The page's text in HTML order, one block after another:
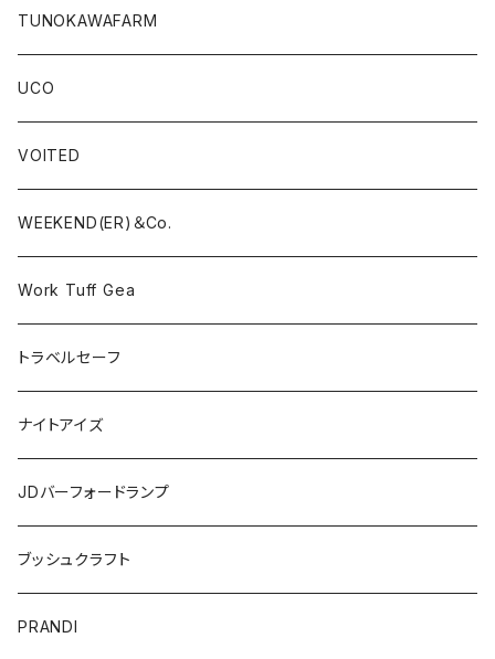
TUNOKAWAFARM
UCO
VOITED
WEEKEND(ER)＆Co.
Work Tuff Gea
トラベルセーフ
ナイトアイズ
JDバーフォードランプ
ブッシュクラフト
PRANDI